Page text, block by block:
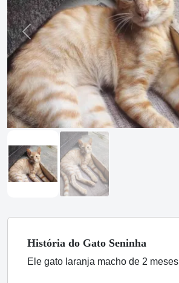
Previous
História do Gato Seninha
Ele gato laranja macho de 2 meses